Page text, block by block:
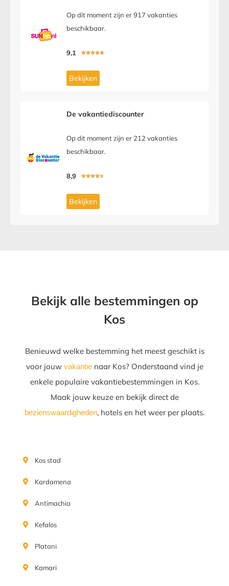
Op dit moment zijn er 917 vakanties
beschikbaar.
9,1 
Bekijken
De vakantiediscounter
Op dit moment zijn er 212 vakanties
beschikbaar.
8,9 
Bekijken
Bekijk alle bestemmingen op
Kos
Benieuwd welke bestemming het meest geschikt is
voor jouw vakantienaar Kos? Onderstaand vind je
enkele populaire vakantiebestemmingen in Kos.
Maak jouw keuze en bekijk direct de
bezienswaardigheden, hotels en het weer per plaats.
Kos stad
Kardamena
Antimachia
Kefalos
Platani
Kamari